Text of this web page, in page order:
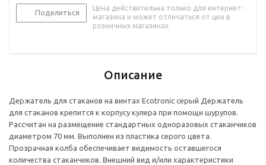
Поделиться
Цена действительна только для интернет-
магазина и может отличаться от цен в
розничных магазинах
Описание
Держатель для стаканов на винтах Ecotronic серый Держатель
для стаканов крепится к корпусу кулера при помощи шурупов.
Рассчитан на размещение стандартных одноразовых стаканчиков
диаметром 70 мм. Выполнен из пластика серого цвета.
Прозрачная колба обеспечивает видимость оставшегося
количества стаканчиков. Внешний вид и/или характеристики